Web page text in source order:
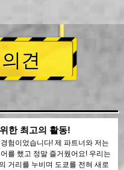
견
한 최고의 활동!
험이었습니다! 제 파트너와 저는
를 했고 정말 즐거웠어요! 우리는
거리를 누비며 도쿄를 전혀 새로